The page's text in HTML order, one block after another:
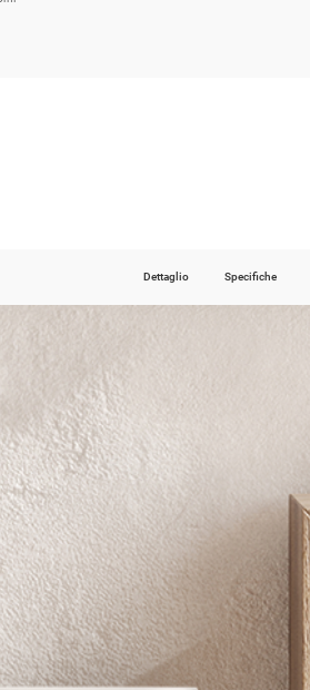
Dettaglio Specifiche